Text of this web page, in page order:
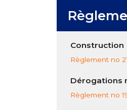
Construction
Règlement no
Dérogations
Règlement no